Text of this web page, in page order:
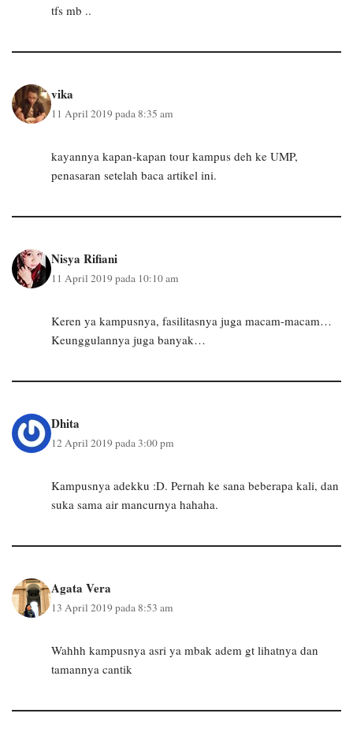
tfs mb ..
vika
11 April 2019 pada 8:35 am
kayannya kapan-kapan tour kampus deh ke UMP,
penasaran setelah baca artikel ini.
Nisya Rifiani
11 April 2019 pada 10:10 am
Keren ya kampusnya, fasilitasnya juga macam-macam…
Keunggulannya juga banyak…
Dhita
12 April 2019 pada 3:00 pm
Kampusnya adekku :D. Pernah ke sana beberapa kali, dan
suka sama air mancurnya hahaha.
Agata Vera
13 April 2019 pada 8:53 am
Wahhh kampusnya asri ya mbak adem gt lihatnya dan
tamannya cantik